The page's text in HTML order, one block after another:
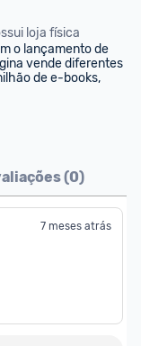
loja física
o lançamento de
vende diferentes
de e-books,
(0)
7 meses atrás